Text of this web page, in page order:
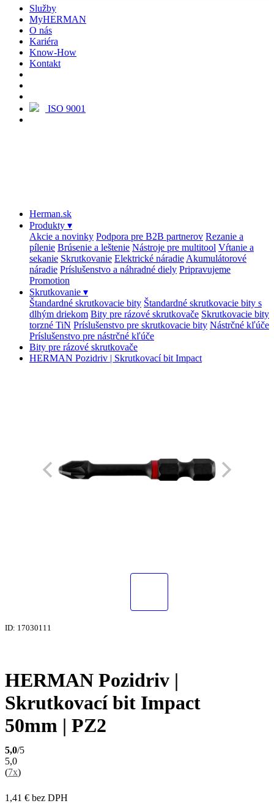
Služby
MyHERMAN
O nás
Kariéra
Know-How
Kontakt
ISO 9001
Herman.sk
Produkty ▾
Akcie a novinky Podpora pre B2B partnerov Rezanie a
pílenie Brúsenie a leštenie Nástroje pre multitool Vŕtanie a
sekanie Skrutkovanie Elektrické náradie Akumulátorové
náradie Príslušenstvo a náhradné diely Pripravujeme
Promotion
Skrutkovanie ▾
Štandardné skrutkovacie bity Štandardné skrutkovacie bity s
dlhým driekom Bity pre rázové skrutkovače Skrutkovacie bity
torzné TiN Príslušenstvo pre skrutkovacie bity Nástrčné kľúče
Príslušenstvo pre nástrčné kľúče
Bity pre rázové skrutkovače
HERMAN Pozidriv | Skrutkovací bit Impact
ID: 17030111
HERMAN Pozidriv |
Skrutkovací bit Impact
50mm | PZ2
5,0/5
5,0
(7x)
1,41 € bez DPH